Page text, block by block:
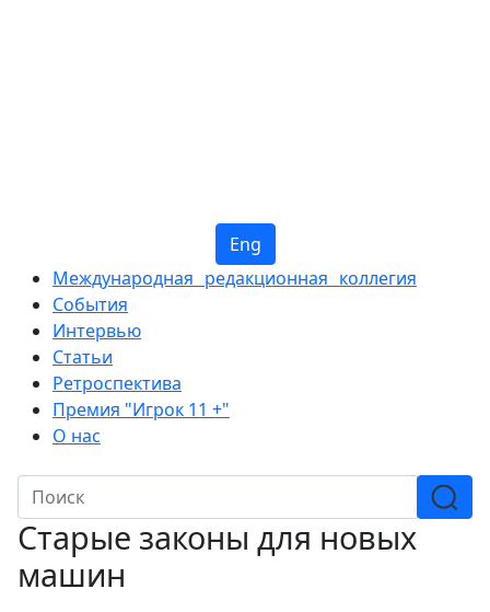
Eng
Международная редакционная коллегия
События
Интервью
Статьи
Ретроспектива
Премия "Игрок 11 +"
О нас
Старые законы для новых
машин